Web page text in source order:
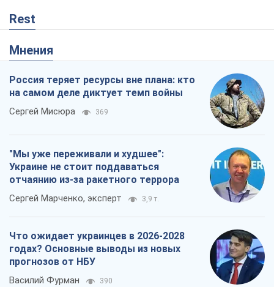
Rest
Мнения
Россия теряет ресурсы вне плана: кто
на самом деле диктует темп войны
Сергей Мисюра 369
"Мы уже переживали и худшее":
Украине не стоит поддаваться
отчаянию из-за ракетного террора
Сергей Марченко, эксперт 3,9 т.
Что ожидает украинцев в 2026-2028
годах? Основные выводы из новых
прогнозов от НБУ
Василий Фурман 390